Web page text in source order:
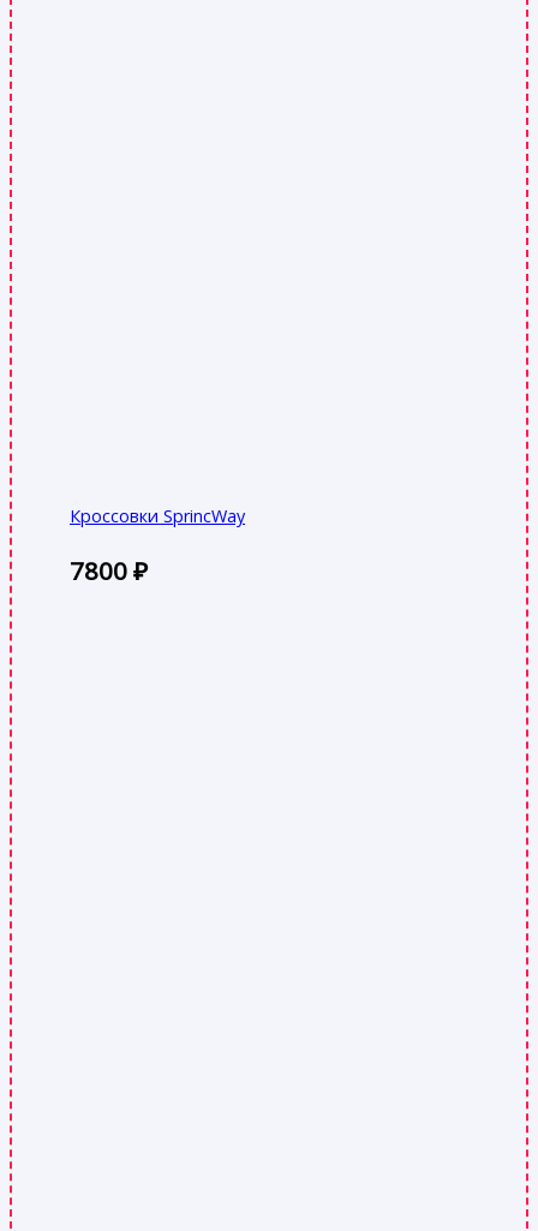
Кроссовки SprincWay
7800₽